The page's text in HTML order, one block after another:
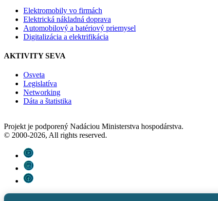
Elektromobily vo firmách
Elektrická nákladná doprava
Automobilový a batériový priemysel
Digitalizácia a elektrifikácia
AKTIVITY SEVA
Osveta
Legislatíva
Networking
Dáta a štatistika
Projekt je podporený Nadáciou Ministerstva hospodárstva.
© 2000-2026, All rights reserved.